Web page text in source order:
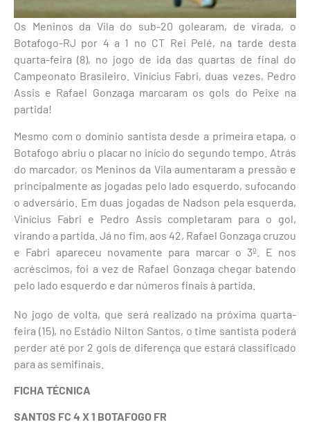
Os Meninos da Vila do sub-20 golearam, de virada, o
Botafogo-RJ por 4 a 1 no CT Rei Pelé, na tarde desta
quarta-feira (8), no jogo de ida das quartas de final do
Campeonato Brasileiro. Vinícius Fabri, duas vezes, Pedro
Assis e Rafael Gonzaga marcaram os gols do Peixe na
partida!
Mesmo com o domínio santista desde a primeira etapa, o
Botafogo abriu o placar no início do segundo tempo. Atrás
do marcador, os Meninos da Vila aumentaram a pressão e
principalmente as jogadas pelo lado esquerdo, sufocando
o adversário. Em duas jogadas de Nadson pela esquerda,
Vinícius Fabri e Pedro Assis completaram para o gol,
virando a partida. Já no fim, aos 42, Rafael Gonzaga cruzou
e Fabri apareceu novamente para marcar o 3º. E nos
acréscimos, foi a vez de Rafael Gonzaga chegar batendo
pelo lado esquerdo e dar números finais à partida.
No jogo de volta, que será realizado na próxima quarta-
feira (15), no Estádio Nilton Santos, o time santista poderá
perder até por 2 gols de diferença que estará classificado
para as semifinais.
FICHA TÉCNICA
SANTOS FC 4 X 1 BOTAFOGO FR